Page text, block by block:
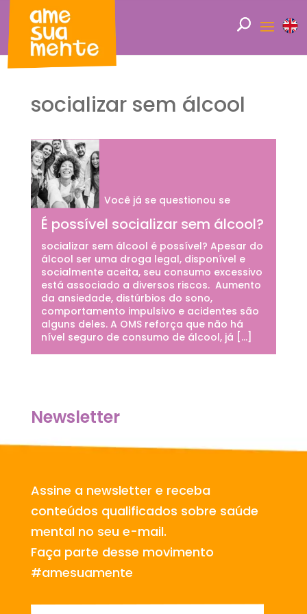
socializar sem álcool
É possível socializar sem álcool?
Você já se questionou se
socializar sem álcool é possível? Apesar do
álcool ser uma droga legal, disponível e
socialmente aceita, seu consumo excessivo
está associado a diversos riscos. Aumento
da ansiedade, distúrbios do sono,
comportamento impulsivo e acidentes são
alguns deles. A OMS reforça que não há
nível seguro de consumo de álcool, já […]
Newsletter
Assine a newsletter e receba
conteúdos qualificados sobre saúde
mental no seu e-mail.
Faça parte desse movimento
#amesuamente